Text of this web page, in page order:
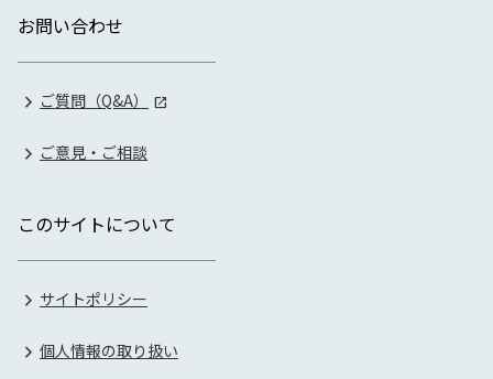
お問い合わせ
ご質問（Q&A）
ご意見・ご相談
このサイトについて
サイトポリシー
個人情報の取り扱い